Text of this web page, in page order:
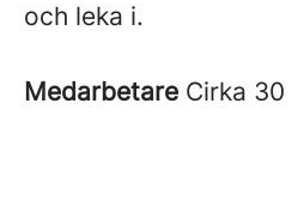
och leka i.
Medarbetare Cirka 30